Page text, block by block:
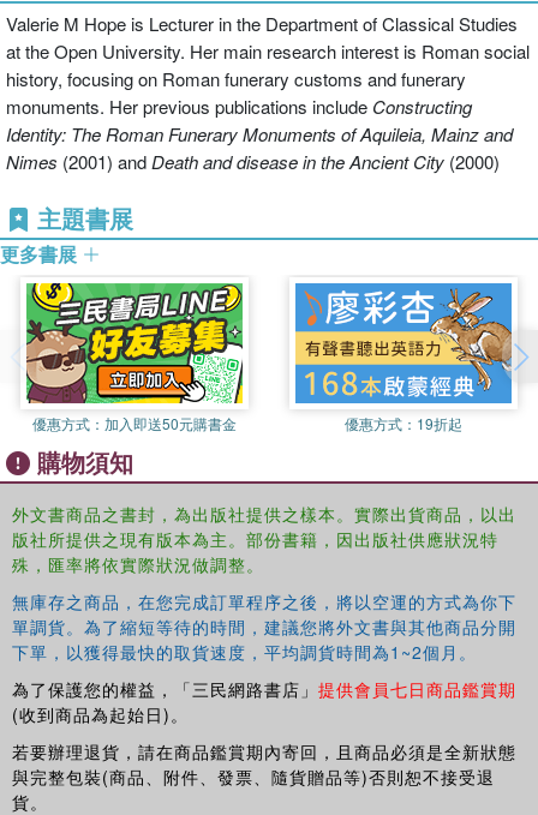
Valerie M Hope is Lecturer in the Department of Classical Studies
at the Open University. Her main research interest is Roman social
history, focusing on Roman funerary customs and funerary
monuments. Her previous publications include Constructing
Identity: The Roman Funerary Monuments of Aquileia, Mainz and
Nimes (2001) and Death and disease in the Ancient City (2000)
主題書展
更多書展
優惠方式： 加入即送50元購書金 優惠方式： 19折起
購物須知
外文書商品之書封，為出版社提供之樣本。實際出貨商品，以出
版社所提供之現有版本為主。部份書籍，因出版社供應狀況特
殊，匯率將依實際狀況做調整。
無庫存之商品，在您完成訂單程序之後，將以空運的方式為你下
單調貨。為了縮短等待的時間，建議您將外文書與其他商品分開
下單，以獲得最快的取貨速度，平均調貨時間為1~2個月。
為了保護您的權益，「三民網路書店」 提供會員七日商品鑑賞期
(收到商品為起始日)。
若要辦理退貨，請在商品鑑賞期內寄回，且商品必須是全新狀態
與完整包裝(商品、附件、發票、隨貨贈品等)否則恕不接受退
貨。